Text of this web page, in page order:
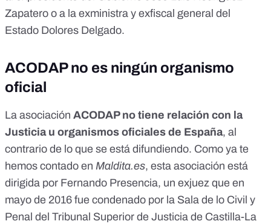
Zapatero o a la exministra y exfiscal general del
Estado Dolores Delgado.
ACODAP no es ningún organismo
oficial
La asociación ACODAP no tiene relación con la
Justicia u organismos oficiales de España, al
contrario de lo que se está difundiendo. Como ya te
hemos contado en Maldita.es, esta asociación está
dirigida por Fernando Presencia, un exjuez que en
mayo de 2016 fue condenado por la Sala de lo Civil y
Penal del Tribunal Superior de Justicia de Castilla-La